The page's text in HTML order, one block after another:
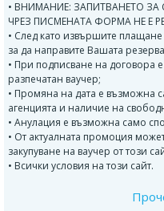
• ВНИМАНИЕ: ЗАПИТВАНЕТО
ЧРЕЗ ПИСМЕНАТА ФОРМА НЕ Е
• След като извършите
за да направите Вашата
• При подписване на договора
разпечатан ваучер;
• Промяна на дата е възможна
агенцията и наличие на
• Анулация е възможна само
• От актуалната промоция
закупуване на ваучер от този
• Всички условия на този сайт.